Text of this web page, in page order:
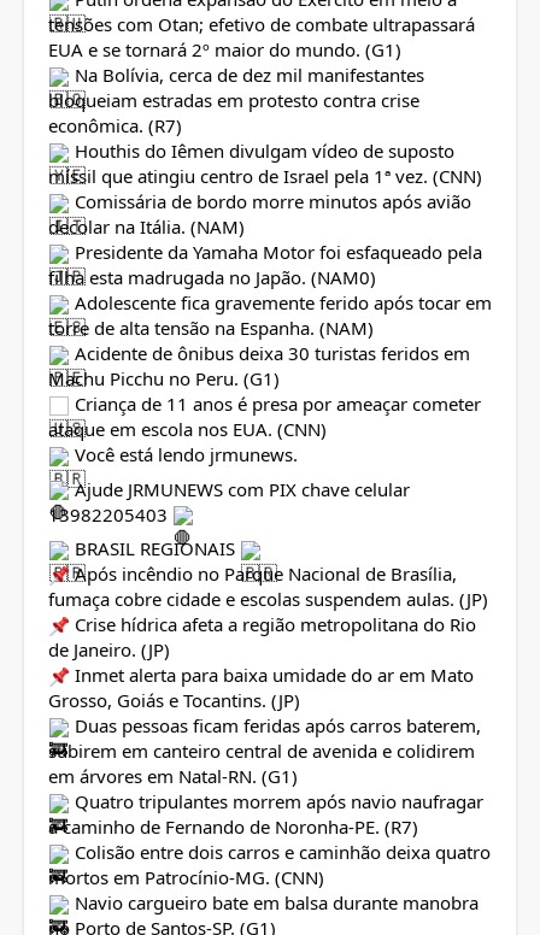
tensões com Otan; efetivo de combate ultrapassará
EUA e se tornará 2º maior do mundo. (G1)
Na Bolívia, cerca de dez mil manifestantes
bloqueiam estradas em protesto contra crise
econômica. (R7)
Houthis do Iêmen divulgam vídeo de suposto
míssil que atingiu centro de Israel pela 1ª vez. (CNN)
Comissária de bordo morre minutos após avião
decolar na Itália. (NAM)
Presidente da Yamaha Motor foi esfaqueado pela
filha esta madrugada no Japão. (NAM0)
Adolescente fica gravemente ferido após tocar em
torre de alta tensão na Espanha. (NAM)
Acidente de ônibus deixa 30 turistas feridos em
Machu Picchu no Peru. (G1)
Criança de 11 anos é presa por ameaçar cometer
ataque em escola nos EUA. (CNN)
Você está lendo jrmunews.
Ajude JRMUNEWS com PIX chave celular
13982205403
BRASIL REGIONAIS
Após incêndio no Parque Nacional de Brasília,
fumaça cobre cidade e escolas suspendem aulas. (JP)
Crise hídrica afeta a região metropolitana do Rio
de Janeiro. (JP)
Inmet alerta para baixa umidade do ar em Mato
Grosso, Goiás e Tocantins. (JP)
Duas pessoas ficam feridas após carros baterem,
subirem em canteiro central de avenida e colidirem
em árvores em Natal-RN. (G1)
Quatro tripulantes morrem após navio naufragar
a caminho de Fernando de Noronha-PE. (R7)
Colisão entre dois carros e caminhão deixa quatro
mortos em Patrocínio-MG. (CNN)
Navio cargueiro bate em balsa durante manobra
no Porto de Santos-SP. (G1)